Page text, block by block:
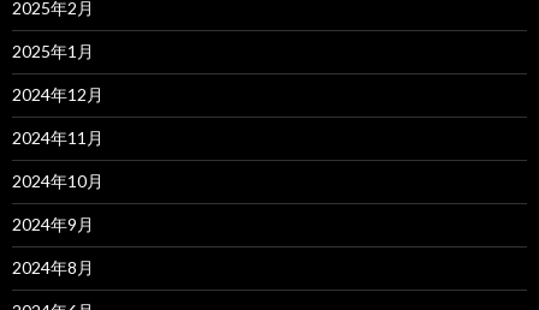
2025年2月
2025年1月
2024年12月
2024年11月
2024年10月
2024年9月
2024年8月